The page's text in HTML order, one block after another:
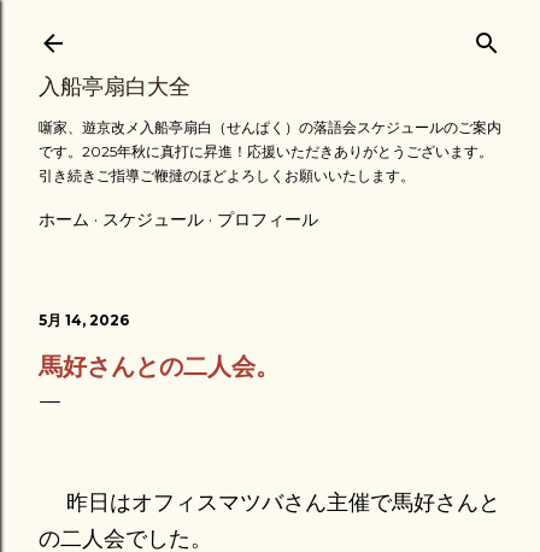
スキップしてメイン コンテンツに移動
入船亭扇白大全
噺家、遊京改メ入船亭扇白（せんぱく）の落語会スケジュールのご案内
です。2025年秋に真打に昇進！応援いただきありがとうございます。
引き続きご指導ご鞭撻のほどよろしくお願いいたします。
ホーム スケジュール プロフィール
5月 14, 2026
馬好さんとの二人会。
昨日はオフィスマツバさん主催で馬好さんと
の二人会でした。